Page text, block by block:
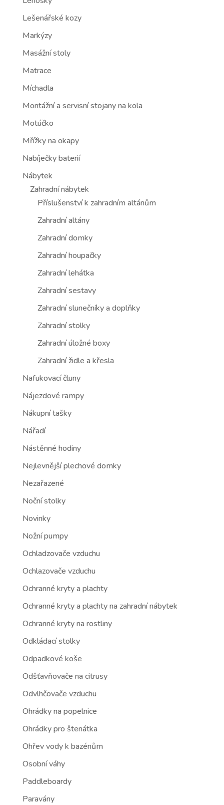
Lešenářské kozy
Markýzy
Masážní stoly
Matrace
Míchadla
Montážní a servisní stojany na kola
Motúčko
Mřížky na okapy
Nabíječky baterií
Nábytek
Zahradní nábytek
Příslušenství k zahradním altánům
Zahradní altány
Zahradní domky
Zahradní houpačky
Zahradní lehátka
Zahradní sestavy
Zahradní slunečníky a doplňky
Zahradní stolky
Zahradní úložné boxy
Zahradní židle a křesla
Nafukovací čluny
Nájezdové rampy
Nákupní tašky
Nářadí
Nástěnné hodiny
Nejlevnější plechové domky
Nezařazené
Noční stolky
Novinky
Nožní pumpy
Ochladzovače vzduchu
Ochlazovače vzduchu
Ochranné kryty a plachty
Ochranné kryty a plachty na zahradní nábytek
Ochranné kryty na rostliny
Odkládací stolky
Odpadkové koše
Odšťavňovače na citrusy
Odvlhčovače vzduchu
Ohrádky na popelnice
Ohrádky pro štenátka
Ohřev vody k bazénům
Osobní váhy
Paddleboardy
Paravány